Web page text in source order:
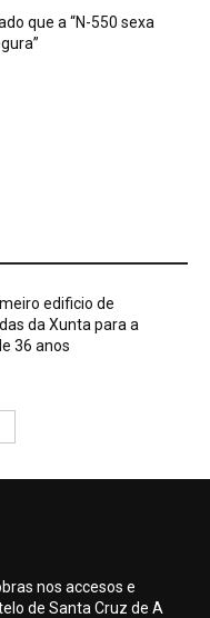
nos accesos e
de Santa Cruz de A